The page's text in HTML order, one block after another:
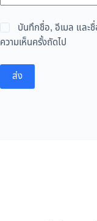
บันทึกชื่อ, อีเมล และชื่
ความเห็นครั้งถัดไป
ส่ง